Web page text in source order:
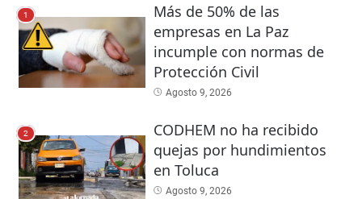
1
Más de 50% de las
empresas en La Paz
incumple con normas de
Protección Civil
Agosto 9, 2026
2
CODHEM no ha recibido
quejas por hundimientos
en Toluca
Agosto 9, 2026